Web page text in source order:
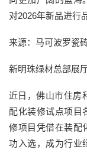
对2026年新品进行
来源：马可波罗瓷
新明珠绿材总部展
近日，佛山市住房
配化装修试点项目
修项目凭借在装配
功入选，成为行业